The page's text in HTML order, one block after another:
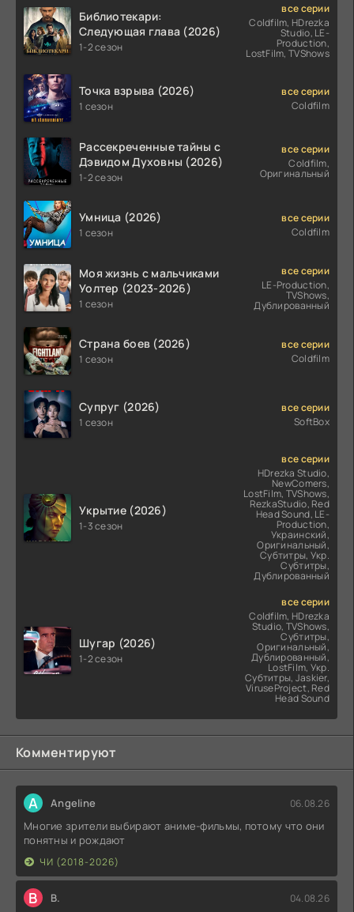
Библиотекари:
Следующая глава (2026)
1-2 сезон
все серии
Coldfilm, HDrezka
Studio, LE-
Production,
LostFilm, TVShows
Точка взрыва (2026)
1 сезон
все серии
Coldfilm
Рассекреченные тайны с
Дэвидом Духовны (2026)
1-2 сезон
все серии
Coldfilm,
Оригинальный
Умница (2026)
1 сезон
все серии
Coldfilm
Моя жизнь с мальчиками
Уолтер (2023-2026)
1 сезон
все серии
LE-Production,
TVShows,
Дублированный
Страна боев (2026)
1 сезон
все серии
Coldfilm
Супруг (2026)
1 сезон
все серии
SoftBox
Укрытие (2026)
1-3 сезон
все серии
HDrezka Studio,
NewComers,
LostFilm, TVShows,
RezkaStudio, Red
Head Sound, LE-
Production,
Украинский,
Оригинальный,
Субтитры, Укр.
Субтитры,
Дублированный
Шугар (2026)
1-2 сезон
все серии
Coldfilm, HDrezka
Studio, TVShows,
Субтитры,
Оригинальный,
Дублированный,
LostFilm, Укр.
Субтитры, Jaskier,
ViruseProject, Red
Head Sound
Комментируют
A Angeline 06.08.26
Многие зрители выбирают аниме-фильмы, потому что они
понятны и рождают
ЧИ (2018-2026)
В В. 04.08.26